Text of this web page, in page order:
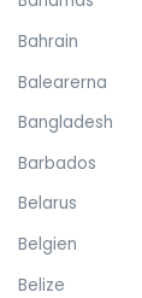
Bahrain
Balearerna
Bangladesh
Barbados
Belarus
Belgien
Belize